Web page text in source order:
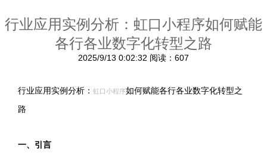
行业应用实例分析：虹口小程序如何赋能
各行各业数字化转型之路
2025/9/13 0:02:32 阅读：607
行业应用实例分析： 虹口小程序如何赋能各行各业数字化转型之
路
一、引言